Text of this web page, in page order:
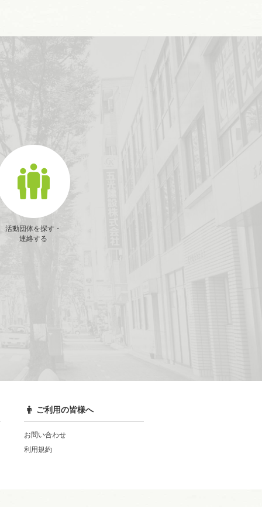
活動団体を探す・
連絡する
ご利用の皆様へ
お問い合わせ
利用規約